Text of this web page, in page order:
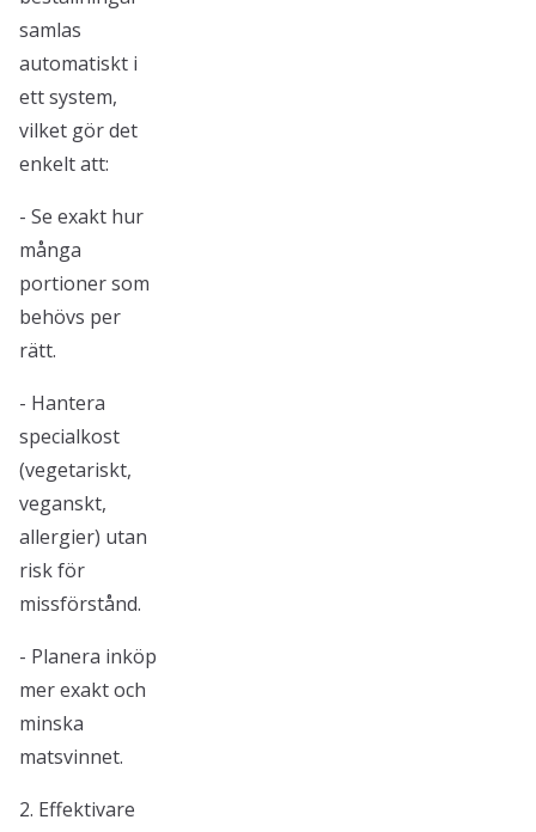
samlas
automatiskt i
ett system,
vilket gör det
enkelt att:
- Se exakt hur
många
portioner som
behövs per
rätt.
- Hantera
specialkost
(vegetariskt,
veganskt,
allergier) utan
risk för
missförstånd.
- Planera inköp
mer exakt och
minska
matsvinnet.
2. Effektivare